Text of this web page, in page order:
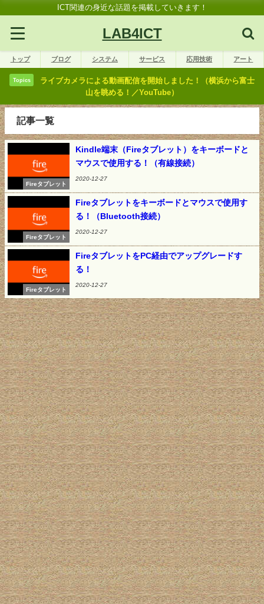
ICT関連の身近な話題を掲載していきます！
LAB4ICT
トップ ブログ システム サービス 応用技術 アート
Topics
ライブカメラによる動画配信を開始しました！（横浜から富士
山を眺める！／YouTube）
記事一覧
Fireタブレット
Kindle端末（Fireタブレット）をキーボードと
マウスで使用する！（有線接続）
2020-12-27
Fireタブレット
Fireタブレットをキーボードとマウスで使用す
る！（Bluetooth接続）
2020-12-27
Fireタブレット
FireタブレットをPC経由でアップグレードす
る！
2020-12-27